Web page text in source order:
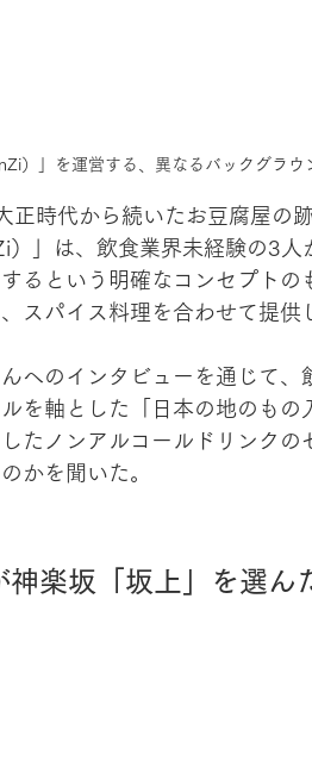
）」 を運営する、異なるバックグラ
正時代から続いたお豆腐屋の
）」は、飲食業界未経験の3
るという明確なコンセプト
スパイス料理を合わせて提供
へのインタビューを通じて、
を軸とした「日本の地のも
たノンアルコールドリンク
かを聞いた。
楽坂「坂上」を選ん